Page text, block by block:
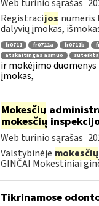
Web turinio sąrašas
Registracijos numeris
dalyvių įmokas,
fr0711 fr0711a fr0711b
atskaitingas asmuo
ir mokėjimo
įmokas,
Mokesčių
mokesčių
Web turinio sąrašas
Valstybinėje mokesčių
GINČAI Mokestiniai
Tikrinamose